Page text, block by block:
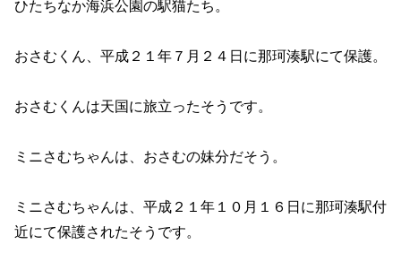
ひたちなか海浜公園の駅猫たち。
おさむくん、平成２１年７月２４日に那珂湊駅にて保護。
おさむくんは天国に旅立ったそうです。
ミニさむちゃんは、おさむの妹分だそう。
ミニさむちゃんは、平成２１年１０月１６日に那珂湊駅付
近にて保護されたそうです。